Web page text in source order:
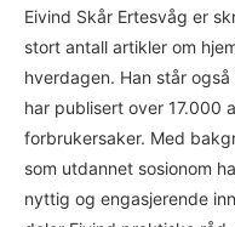
Eivind Skår Ertesvåg er
stort antall artikler om
hverdagen. Han står
har publisert over 17.000
forbrukersaker. Med
som utdannet sosionom
nyttig og engasjerende